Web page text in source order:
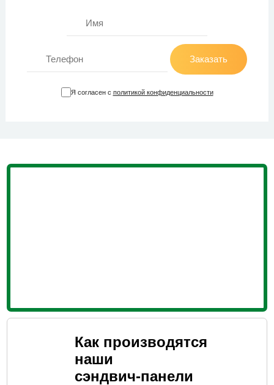
Заказать
Я согласен с политикой конфиденциальности
Как производятся
наши
сэндвич-панели